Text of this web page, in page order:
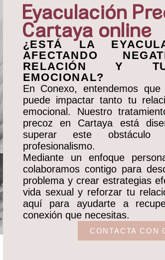
Eyaculación
Cartaya online
¿ESTÁ LA
AFECTANDO
RELACIÓN Y TU
EMOCIONAL?​
En Conexo, entendemos
puede impactar tanto tu
emocional. Nuestro
precoz en Cartaya está
superar este
profesionalismo. ​
Mediante un enfoque
colaboramos contigo para
problema y crear estrategias
vida sexual y reforzar tu
aquí para ayudarte a
conexión que necesitas.
CONTACTA CON